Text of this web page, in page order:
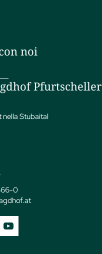
noi
Pfurtscheller
nella Stubaital
0
at